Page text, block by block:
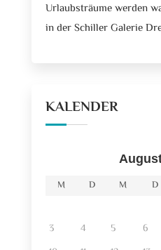
Urlaubsträume werden
in der Schiller Galerie
KALENDER
M
D M D
3
4 5 6